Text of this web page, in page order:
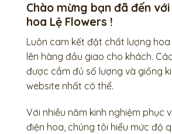
Chào mừng bạn đã đến
hoa Lệ Flowers !
Luôn cam kết đặt chất lượng
lên hàng đầu giao cho khách.
được cắm đủ số lượng và giống
website nhất có thể.
Với nhiều năm kinh nghiệm phục
điện hoa, chúng tôi hiểu mức độ